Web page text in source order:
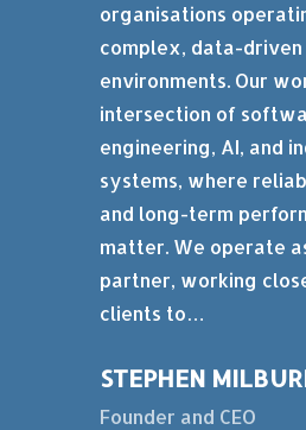
STEPHEN
Founder and CEO
organisations
complex, data-driven
environments. Our
intersection of
engineering, AI, and
systems, where
and long-term
matter. We operate
partner, working
clients to…